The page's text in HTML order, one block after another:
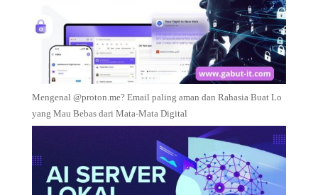
Mengenal @proton.me? Email paling aman dan Rahasia Buat Lo
yang Mau Bebas dari Mata-Mata Digital